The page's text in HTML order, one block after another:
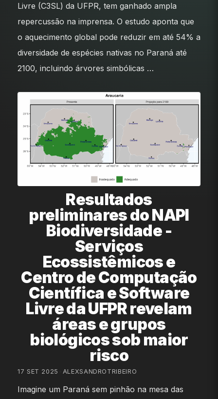
Livre (C3SL) da UFPR, tem ganhado ampla
repercussão na imprensa. O estudo aponta que
o aquecimento global pode reduzir em até 54% a
diversidade de espécies nativas no Paraná até
2100, incluindo árvores simbólicas …
Resultados
preliminares do NAPI
Biodiversidade -
Serviços
Ecossistêmicos e
Centro de Computação
Científica e Software
Livre da UFPR revelam
áreas e grupos
biológicos sob maior
risco
17 SET 2025 ALEXSANDROTRIBEIRO
Imagine um Paraná sem pinhão na mesa das